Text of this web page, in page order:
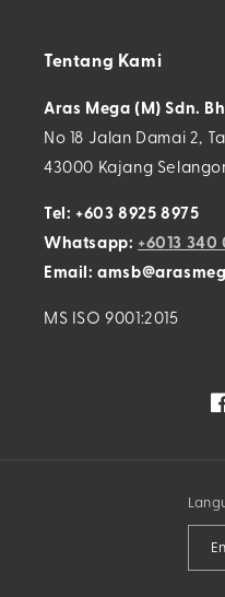
Tentang Kami
Aras Mega (M) Sdn.
No 18 Jalan Damai 2,
43000 Kajang
Tel: +603 8925 8975
Whatsapp: +6013 340
Email:
MS ISO 9001:2015